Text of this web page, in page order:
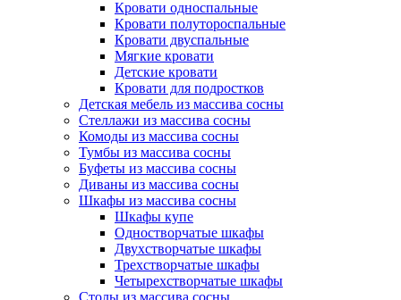
Кровати односпальные
Кровати полутороспальные
Кровати двуспальные
Мягкие кровати
Детские кровати
Кровати для подростков
Детская мебель из массива сосны
Стеллажи из массива сосны
Комоды из массива сосны
Тумбы из массива сосны
Буфеты из массива сосны
Диваны из массива сосны
Шкафы из массива сосны
Шкафы купе
Одностворчатые шкафы
Двухстворчатые шкафы
Трехстворчатые шкафы
Четырехстворчатые шкафы